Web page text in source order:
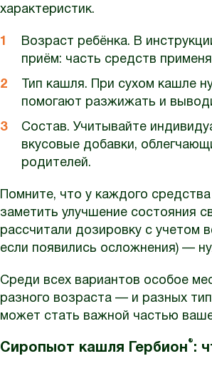
характеристик.
Возраст ребёнка. В
приём: часть средств
Тип кашля. При сухом кашле
помогают разжижать и
Состав. Учитывайте
вкусовые добавки,
родителей.
Помните, что у каждого
заметить улучшение состояния
рассчитали дозировку с учетом
если появились осложнения) —
Среди всех вариантов особое
разного возраста — и разных
может стать важной частью
Сиропыот кашля Гербион®: